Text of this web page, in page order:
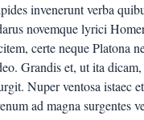
invenerunt verba
novemque lyrici
certe neque Platona
Grandis et, ut ita
Nuper ventosa istaec
ad magna surgentes